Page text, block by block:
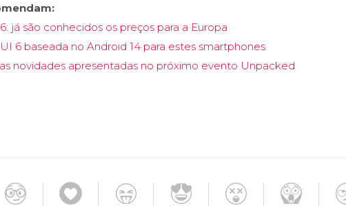
já são conhecidos os preços para a Europa
6 baseada no Android 14 para estes smartphones
novidades apresentadas no próximo evento Unpacked